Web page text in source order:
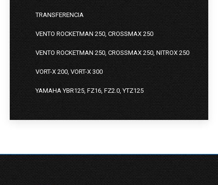
TRANSFERENCIA
VENTO ROCKETMAN 250, CROSSMAX 250
VENTO ROCKETMAN 250, CROSSMAX 250, NITROX 250
VORT-X 200, VORT-X 300
YAMAHA YBR125, FZ16, FZ2.0, YTZ125